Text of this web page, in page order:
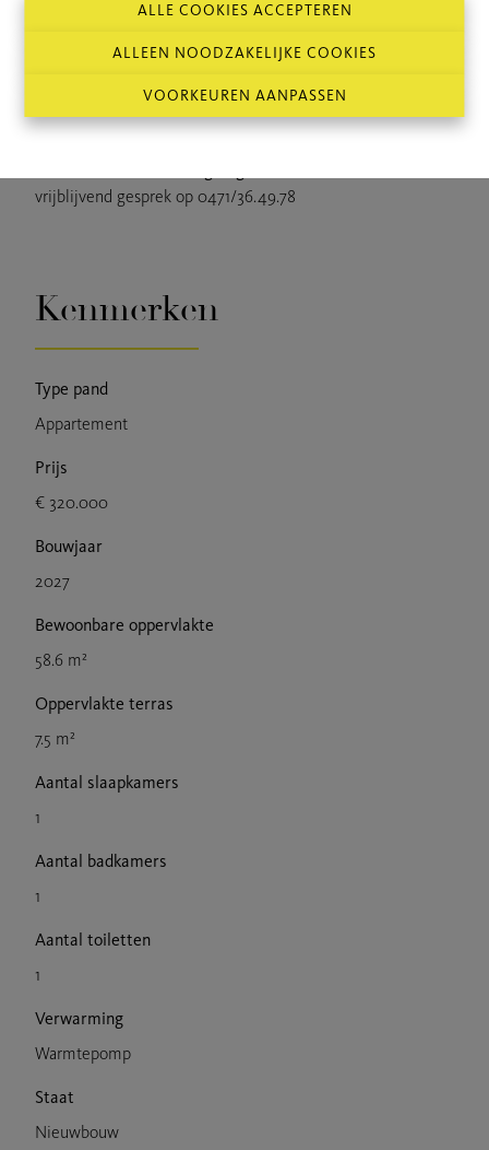
ALLE COOKIES ACCEPTEREN
ALLEEN NOODZAKELIJKE COOKIES
VOORKEUREN AANPASSEN
dat u volledignaar eigen smaak kunt afwerken
Mogelijkheid tot aankoop van deze appartementen aan 6%
btw.
vrijblijvend gesprek op 0471/36.49.78
Kenmerken
Type pand
Appartement
Prijs
€ 320.000
Bouwjaar
2027
Bewoonbare oppervlakte
58.6 m²
Oppervlakte terras
7.5 m²
Aantal slaapkamers
1
Aantal badkamers
1
Aantal toiletten
1
Verwarming
Warmtepomp
Staat
Nieuwbouw